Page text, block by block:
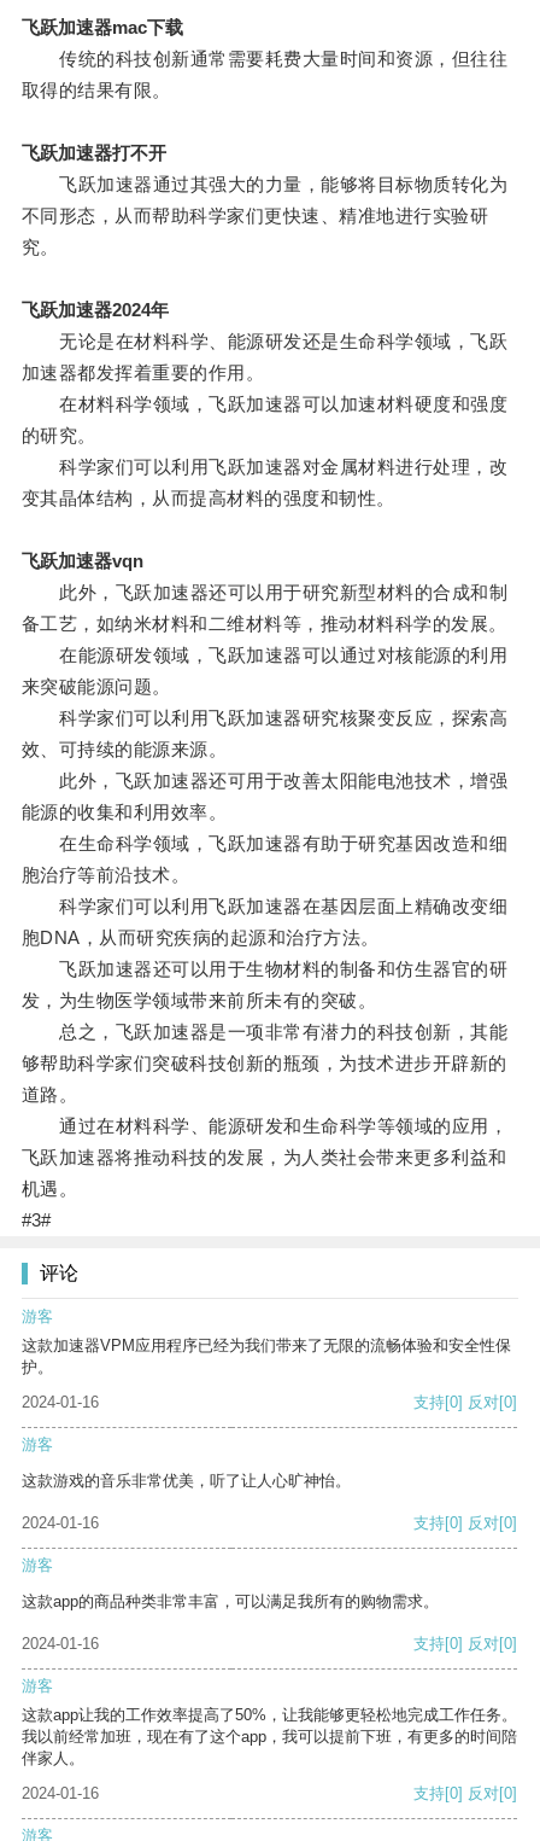
飞跃加速器mac下载
传统的科技创新通常需要耗费大量时间和资源，但往往
取得的结果有限。
飞跃加速器打不开
飞跃加速器通过其强大的力量，能够将目标物质转化为
不同形态，从而帮助科学家们更快速、精准地进行实验研
究。
飞跃加速器2024年
无论是在材料科学、能源研发还是生命科学领域，飞跃
加速器都发挥着重要的作用。
在材料科学领域，飞跃加速器可以加速材料硬度和强度
的研究。
科学家们可以利用飞跃加速器对金属材料进行处理，改
变其晶体结构，从而提高材料的强度和韧性。
飞跃加速器vqn
此外，飞跃加速器还可以用于研究新型材料的合成和制
备工艺，如纳米材料和二维材料等，推动材料科学的发展。
在能源研发领域，飞跃加速器可以通过对核能源的利用
来突破能源问题。
科学家们可以利用飞跃加速器研究核聚变反应，探索高
效、可持续的能源来源。
此外，飞跃加速器还可用于改善太阳能电池技术，增强
能源的收集和利用效率。
在生命科学领域，飞跃加速器有助于研究基因改造和细
胞治疗等前沿技术。
科学家们可以利用飞跃加速器在基因层面上精确改变细
胞DNA，从而研究疾病的起源和治疗方法。
飞跃加速器还可以用于生物材料的制备和仿生器官的研
发，为生物医学领域带来前所未有的突破。
总之，飞跃加速器是一项非常有潜力的科技创新，其能
够帮助科学家们突破科技创新的瓶颈，为技术进步开辟新的
道路。
通过在材料科学、能源研发和生命科学等领域的应用，
飞跃加速器将推动科技的发展，为人类社会带来更多利益和
机遇。
#3#
评论
游客
这款加速器VPM应用程序已经为我们带来了无限的流畅体验和安全性保
护。
2024-01-16
支持[0] 反对[0]
游客
这款游戏的音乐非常优美，听了让人心旷神怡。
2024-01-16 支持[0] 反对[0]
游客
这款app的商品种类非常丰富，可以满足我所有的购物需求。
2024-01-16 支持[0] 反对[0]
游客
这款app让我的工作效率提高了50%，让我能够更轻松地完成工作任务。
我以前经常加班，现在有了这个app，我可以提前下班，有更多的时间陪
伴家人。
2024-01-16
支持[0] 反对[0]
游客